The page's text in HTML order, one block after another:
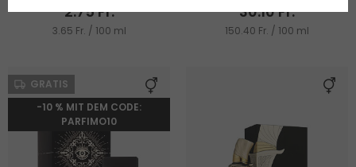
2.75 Fr.
3.65 Fr. / 100 ml
30.10 Fr.
150.40 Fr. / 100 ml
GRATIS
-10 % MIT DEM CODE:
PARFIMO10